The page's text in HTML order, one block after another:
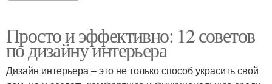
Просто и эффективно: 12 советов
по дизайну интерьера
Дизайн интерьера – это не только способ украсить свой